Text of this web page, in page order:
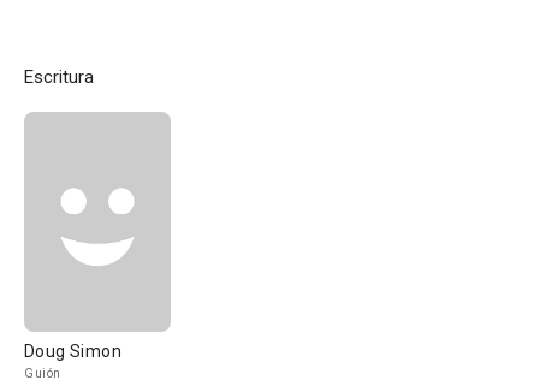
Escritura
Doug Simon
Guión